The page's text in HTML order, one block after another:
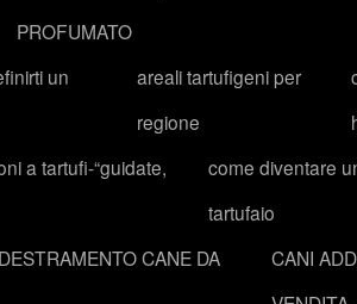
PROFUMATO
un
areali tartufigeni per
regione
a tartufi-“guidate,
come diventare
tartufaio
CANE DA
CANI